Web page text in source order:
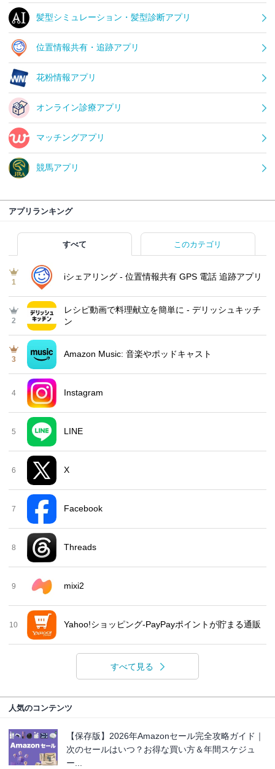
髪型シミュレーション・髪型診断アプリ
位置情報共有・追跡アプリ
花粉情報アプリ
オンライン診療アプリ
マッチングアプリ
競馬アプリ
アプリランキング
すべて このカテゴリ
1
iシェアリング - 位置情報共有 GPS 電話 追跡アプリ
2
レシピ動画で料理献立を簡単‪に - デリッシュキッチ
ン
3
Amazon Music: 音楽やポッドキャスト
4 Instagram
5 LINE
6 X
7 Facebook
8 Threads
9 mixi2
10 Yahoo!ショッピング-PayPayポイントが貯まる通販
すべて見る
人気のコンテンツ
【保存版】2026年Amazonセール完全攻略ガイド｜
次のセールはいつ？お得な買い方＆年間スケジュ
ー...